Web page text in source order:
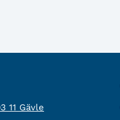
11 Gävle